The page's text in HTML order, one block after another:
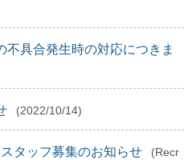
具合発生時の対応につきま
(2022/10/14)
タッフ募集のお知らせ
(Recr